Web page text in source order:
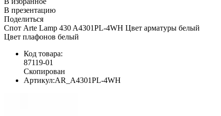
В презентацию
Поделиться
Спот Arte Lamp 430 A4301PL-4WH Цвет арматуры белый
Цвет плафонов белый
Код товара:
87119-01
Скопирован
Артикул:AR_A4301PL-4WH